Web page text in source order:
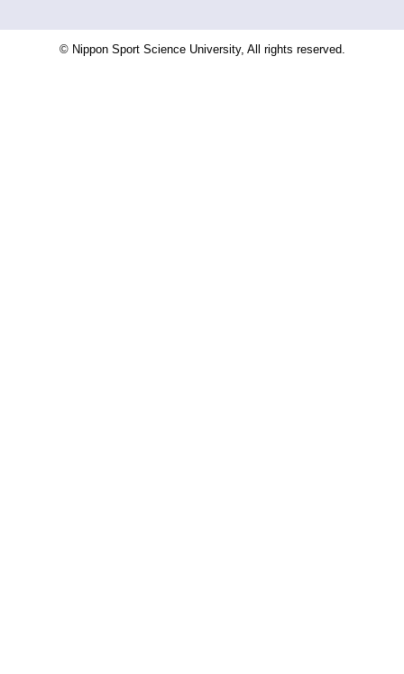
© Nippon Sport Science University, All rights reserved.